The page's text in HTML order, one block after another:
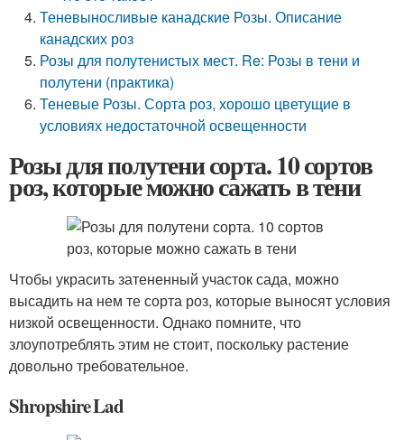
Теневыносливые канадские Розы. Описание
канадских роз
Розы для полутенистых мест. Re: Розы в тени и
полутени (практика)
Теневые Розы. Сорта роз, хорошо цветущие в
условиях недостаточной освещенности
Розы для полутени сорта. 10 сортов
роз, которые можно сажать в тени
Чтобы украсить затененный участок сада, можно
высадить на нем те сорта роз, которые выносят условия
низкой освещенности. Однако помните, что
злоупотреблять этим не стоит, поскольку растение
довольно требовательное.
Shropshire Lad